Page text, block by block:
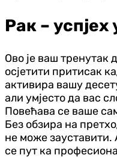
Рак – успјех
Ово је ваш тренутак
осјетити притисак
активира вашу
али умјесто да вас
Повећава се ваше
Без обзира на
не може зауставити.
се пут ка